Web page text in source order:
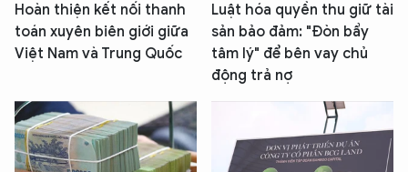
Hoàn thiện kết nối thanh
toán xuyên biên giới giữa
Việt Nam và Trung Quốc
Luật hóa quyền thu giữ tài
sản bảo đảm: "Đòn bẩy
tâm lý" để bên vay chủ
động trả nợ